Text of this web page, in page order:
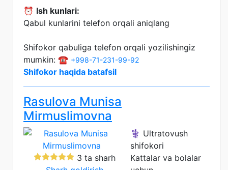
⏰ Ish kunlari:
Qabul kunlarini telefon orqali aniqlang
Shifokor qabuliga telefon orqali yozilishingiz
mumkin: ☎️ +998-71-231-99-92
Shifokor haqida batafsil
Rasulova Munisa
Mirmuslimovna
3 ta sharh
⚕️ Ultratovush
shifokori
Kattalar va bolalar